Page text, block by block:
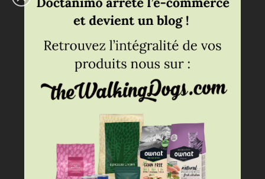
petit corpsetcourt, environ 30 cm pour
4 kg en moyenne.Trapu et
d’apparence
légèrementbasse, ledos droit.
grosseet
, légèrement
avec unmuseau court . De grands
yeux rondset ressortis, de couleur
oreillesrecouvertes depoils touffus
elles sontpetites,tombanteset en